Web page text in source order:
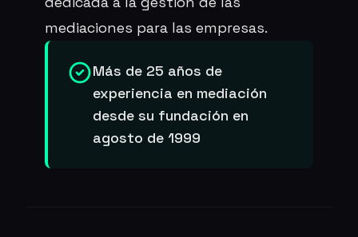
mediaciones para las empresas.
Más de 25 años de
experiencia en mediación
desde su fundación en
agosto de 1999